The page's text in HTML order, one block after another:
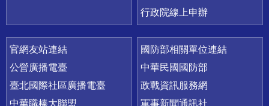
行政院線上申辦
官網友站連結
公營廣播電臺
臺北國際社區廣播電臺
中華職棒大聯盟
國防部相關單位連結
中華民國國防部
政戰資訊服務網
軍事新聞通訊社